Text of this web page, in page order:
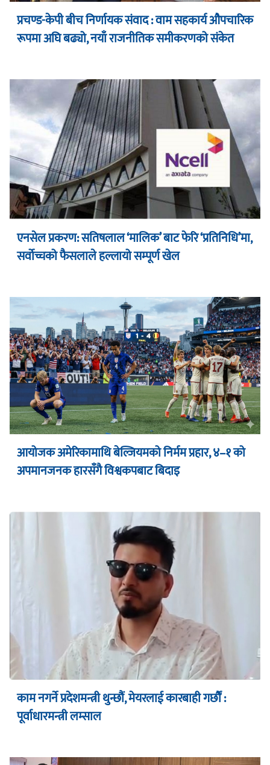
प्रचण्ड-केपी बीच निर्णायक संवाद : वाम सहकार्य औपचारिक
रूपमा अघि बढ्यो, नयाँ राजनीतिक समीकरणको संकेत
एनसेल प्रकरण: सतिषलाल ‘मालिक’ बाट फेरि ‘प्रतिनिधि’मा,
सर्वोच्चको फैसलाले हल्लायो सम्पूर्ण खेल
आयोजक अमेरिकामाथि बेल्जियमको निर्मम प्रहार, ४–१ को
अपमानजनक हारसँगै विश्वकपबाट बिदाइ
काम नगर्ने प्रदेशमन्त्री थुन्छौं, मेयरलाई कारबाही गर्छौं :
पूर्वाधारमन्त्री लम्साल